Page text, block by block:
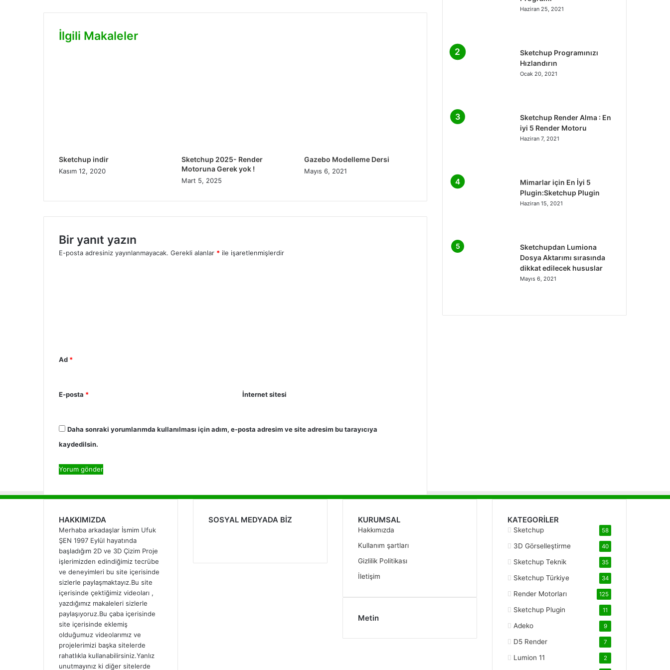
İlgili Makaleler
Sketchup indir
Kasım 12, 2020
Sketchup 2025- Render
Motoruna Gerek yok !
Mart 5, 2025
Gazebo Modelleme Dersi
Mayıs 6, 2021
Bir yanıt yazın
E-posta adresiniz yayınlanmayacak. Gerekli alanlar * ile işaretlenmişlerdir
Ad *
E-posta * İnternet sitesi
Daha sonraki yorumlarımda kullanılması için adım, e-posta adresim ve site adresim bu tarayıcıya
kaydedilsin.
Haziran 25, 2021
Sketchup Programınızı
Hızlandırın
Ocak 20, 2021
Sketchup Render Alma : En
iyi 5 Render Motoru
Haziran 7, 2021
Mimarlar için En İyi 5
Plugin:Sketchup Plugin
Haziran 15, 2021
Sketchupdan Lumiona
Dosya Aktarımı sırasında
dikkat edilecek hususlar
Mayıs 6, 2021
HAKKIMIZDA
Merhaba arkadaşlar İsmim Ufuk
ŞEN 1997 Eylül hayatında
başladığım 2D ve 3D Çizim Proje
işlerimizden edindiğimiz tecrübe
ve deneyimleri bu site içerisinde
sizlerle paylaşmaktayız.Bu site
içerisinde çektiğimiz videoları ,
yazdığımız makaleleri sizlerle
paylaşıyoruz.Bu çaba içerisinde
site içerisinde eklemiş
olduğumuz videolarımız ve
projelerimizi başka sitelerde
rahatlıkla kullanabilirsiniz.Yanlız
unutmayınız ki diğer sitelerde
SOSYAL MEDYADA BİZ KURUMSAL
Hakkımızda
Kullanım şartları
Gizlilik Politikası
İletişim
Metin
Bonusu
KATEGORİLER
Sketchup 58
3D Görselleştirme 40
Sketchup Teknik 35
Sketchup Türkiye 34
Render Motorları 125
Sketchup Plugin 11
Adeko 9
D5 Render 7
Lumion 11 2